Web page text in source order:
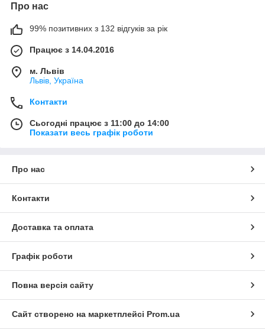
Про нас
99% позитивних з 132 відгуків за рік
Працює з 14.04.2016
м. Львів
Львів, Україна
Контакти
Сьогодні працює з 11:00 до 14:00
Показати весь графік роботи
Про нас
Контакти
Доставка та оплата
Графік роботи
Повна версія сайту
Сайт створено на маркетплейсі Prom.ua